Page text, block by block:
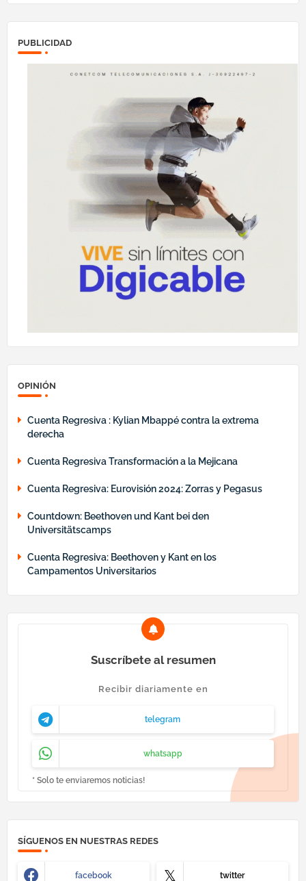
PUBLICIDAD
OPINIÓN
Cuenta Regresiva : Kylian Mbappé contra la extrema
derecha
Cuenta Regresiva Transformación a la Mejicana
Cuenta Regresiva: Eurovisión 2024: Zorras y Pegasus
Countdown: Beethoven und Kant bei den
Universitätscamps
Cuenta Regresiva: Beethoven y Kant en los
Campamentos Universitarios
Suscríbete al resumen
Recibir diariamente en
telegram
whatsapp
* Solo te enviaremos noticias!
SÍGUENOS EN NUESTRAS REDES
facebook twitter